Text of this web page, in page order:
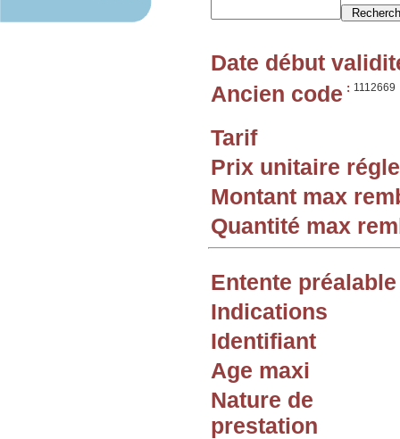
Date début
Ancien code : 1112669
Tarif
Prix unitaire
Montant max
Quantité max
Entente préalable
Indications
Identifiant
Age maxi
Nature de
prestation